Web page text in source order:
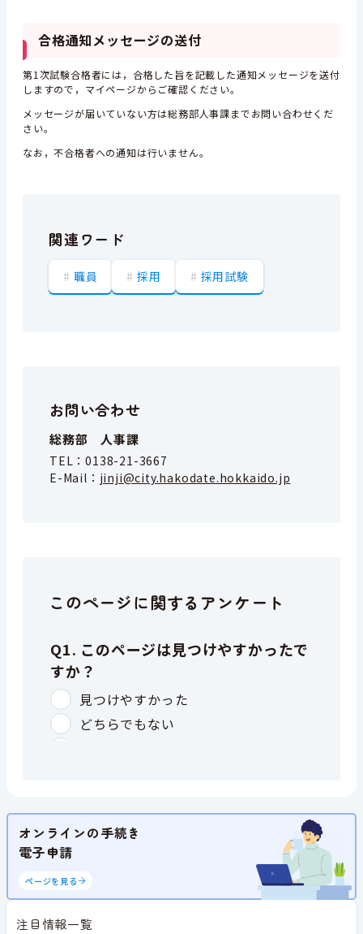
合格通知メッセージの送付
第1次試験合格者には，合格した旨を記載した通知メッセージを送付
しますので，マイページからご確認ください。
メッセージが届いていない方は総務部人事課までお問い合わせくだ
さい。
なお，不合格者への通知は行いません。
関連ワード
職員 採用 採用試験
お問い合わせ
総務部 人事課
TEL：0138-21-3667
E-Mail： jinji@city.hakodate.hokkaido.jp
このページに関するアンケート
オンラインの手続き
電子申請
ページを見る
注目情報一覧